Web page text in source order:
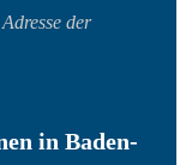
der
in Baden-